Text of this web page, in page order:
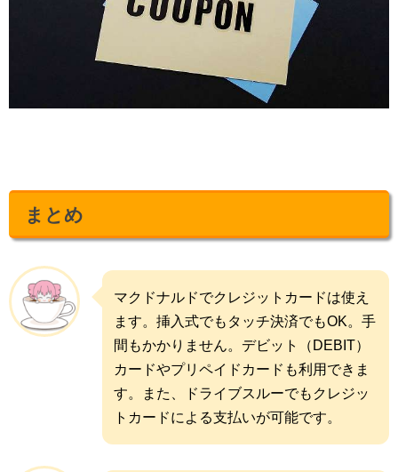
まとめ
マクドナルドでクレジットカードは使え
ます。挿入式でもタッチ決済でもOK。手
間もかかりません。デビット（DEBIT）
カードやプリペイドカードも利用できま
す。また、ドライブスルーでもクレジッ
トカードによる支払いが可能です。